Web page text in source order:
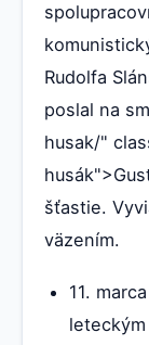
Rudolfa
poslal na
husak/"
šťastie.
väzením.
11.